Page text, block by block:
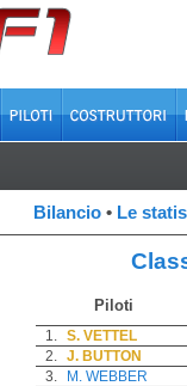
Bilancio• Le
Piloti
1.
S. VETTEL
2.
J. BUTTON
3.
M. WEBBER